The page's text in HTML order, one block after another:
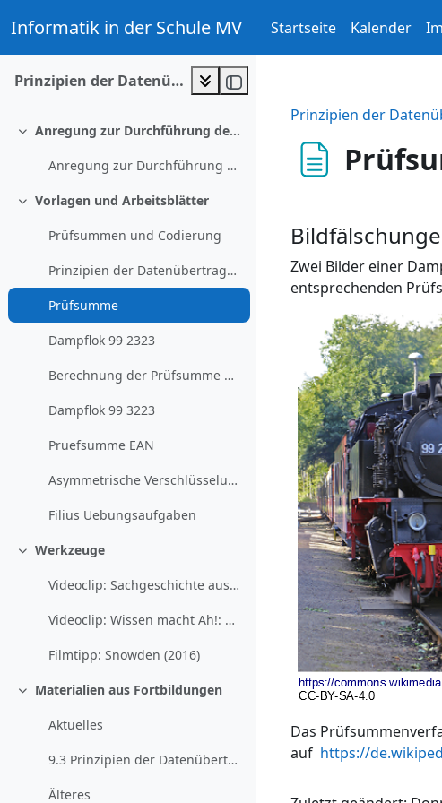
Informatik in der Schule MV Startseite Kalender
Prinzipien der Datenübertragung verstehen
Einklappen Anregung zur Durchführung der Unterrichtseinheit
Anregung zur Durchführung der Unterrichtseinheit
Einklappen
Vorlagen und Arbeitsblätter
Prüfsummen und Codierung
Prinzipien der Datenübertragung
Prüfsumme
Dampflok 99 2323
Berechnung der Prüfsumme mit einer Kalkulationstabelle
Dampflok 99 3223
Pruefsumme EAN
Asymmetrische Verschlüsselung
Filius Uebungsaufgaben
Einklappen
Werkzeuge
Videoclip: Sachgeschichte aus der Sendung mit der Maus: Internet
Videoclip: Wissen macht Ah!: Verschlüsselung
Filmtipp: Snowden (2016)
Einklappen
Materialien aus Fortbildungen
Aktuelles
9.3 Prinzipien der Datenübertragung verstehen (2020-12-09)
Älteres
Prinzipien der
Zwei Bilder einer
entsprechenden
Das
auf https://